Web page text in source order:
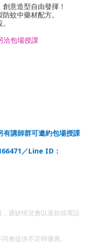
意造型自由發揮！
蚊中藥材配方。
洽包場授課
講師群可邀約包場授課
／Line ID ：
遇缺情況會以退款或電話
會提供不定時優惠。